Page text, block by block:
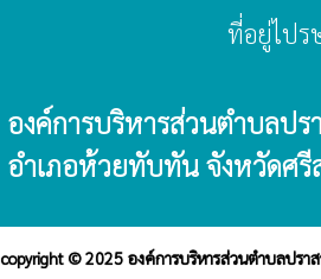
ที่อยู่ไปร
องค์การบริหารส่วนตำบลปร
อำเภอห้วยทับทัน จังหวัดศรี
copyright © 2025 องค์การบริหารส่วนตำบลปรา